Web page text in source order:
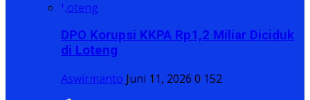
DPO Korupsi KKPA Rp1,2 Miliar Diciduk
di Loteng
Aswirmanto Juni 11, 2026 0 152